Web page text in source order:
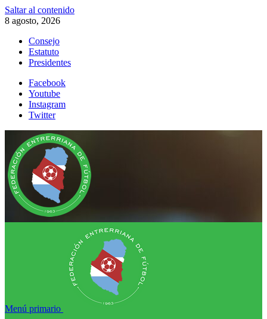
Saltar al contenido
8 agosto, 2026
Consejo
Estatuto
Presidentes
Facebook
Youtube
Instagram
Twitter
Menú primario